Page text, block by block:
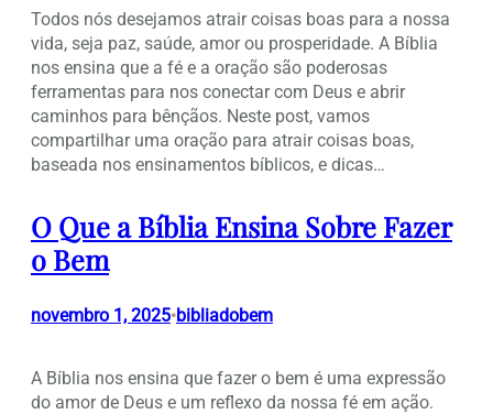
Todos nós desejamos atrair coisas boas para a nossa
vida, seja paz, saúde, amor ou prosperidade. A Bíblia
nos ensina que a fé e a oração são poderosas
ferramentas para nos conectar com Deus e abrir
caminhos para bênçãos. Neste post, vamos
compartilhar uma oração para atrair coisas boas,
baseada nos ensinamentos bíblicos, e dicas…
O Que a Bíblia Ensina Sobre Fazer
o Bem
novembro 1, 2025•bibliadobem
A Bíblia nos ensina que fazer o bem é uma expressão
do amor de Deus e um reflexo da nossa fé em ação.